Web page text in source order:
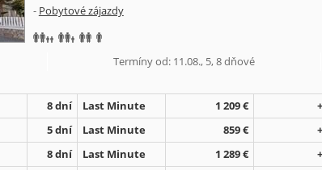
- Pobytové zájazdy
Termíny od: 11.08., 5, 8 dňové
8 dní Last Minute 1 209 €
5 dní Last Minute 859 €
8 dní Last Minute 1 289 €